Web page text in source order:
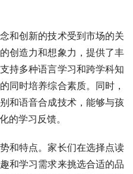
和创新的技术受到市场的关
创造力和想象力，提供了丰
持多种语言学习和跨学科知
同时培养综合素质。同时，
和语音合成技术，能够与孩
的学习反馈。
和特点。家长们在选择点读
和学习需求来挑选合适的品